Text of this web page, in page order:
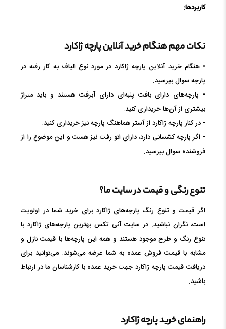
کاربردها:
نکات مهم هنگام خرید آنلاین پارچه ژاکارد
• هنگام خرید آنلاین پارچه ژاکارد در مورد نوع الیاف به کار رفته در
پارچه سوال بپرسید.
• پارچه‌های دارای بافت پنبه‌ای دارای آبرفت هستند و باید متراژ
بیشتری از آن‌ها خریداری کنید.
• در کنار پارچه ژاکارد از آستر هماهنگ پارچه نیز خریداری کنید.
• اگر پارچه کشسانی دارد، دارای اتو رفت نیز هست و این موضوع را از
فروشنده سوال بپرسید.
تنوع رنگی و قیمت در سایت ما؟
اگر قیمت و تنوع رنگ پارچه‌های ژاکارد برای خرید شما در اولویت
است، نگران نباشید. در سایت آنی تکس بهترین پارچه‌های ژاکارد با
تنوع رنگ و طرح موجود هستند و همه این پارچه‌ها با قیمت نازل و
مشابه با قیمت فروش عمده به شما عرضه می‌شوند. می‌توانید برای
دریافت قیمت پارچه ژاکارد جهت خرید عمده با کارشناسان ما در ارتباط
باشید.
راهنمای خرید پارچه ژاکارد